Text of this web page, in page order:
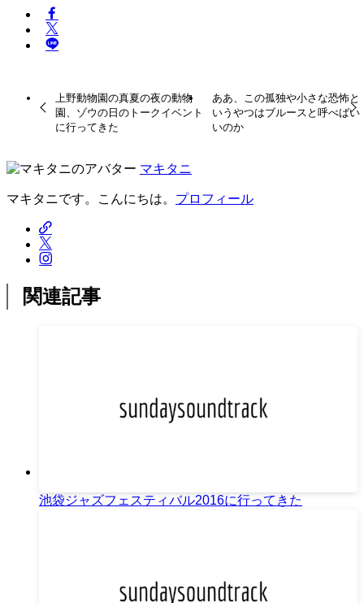
上野動物園の真夏の夜の動物
園、ゾウの日のトークイベント
に行ってきた
ああ、この孤独や小さな恐怖と
いうやつはブルースと呼べばい
いのか
マキタニ
マキタニです。こんにちは。 プロフィール
関連記事
池袋ジャズフェスティバル2016に行ってきた